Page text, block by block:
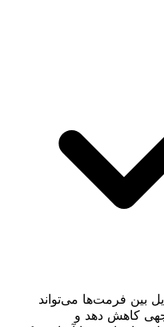
بین فرمت‌ها می‌تواند
کاهش دهد و